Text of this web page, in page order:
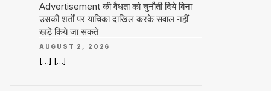
Advertisement की वैधता को चुनौती दिये बिना
उसकी शर्तों पर याचिका दाखिल करके सवाल नहीं
खड़े किये जा सकते
AUGUST 2, 2026
[…] […]